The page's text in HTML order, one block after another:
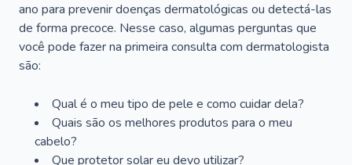
ano para prevenir doenças dermatológicas ou detectá-las
de forma precoce. Nesse caso, algumas perguntas que
você pode fazer na primeira consulta com dermatologista
são:
Qual é o meu tipo de pele e como cuidar dela?
Quais são os melhores produtos para o meu
cabelo?
Que protetor solar eu devo utilizar?